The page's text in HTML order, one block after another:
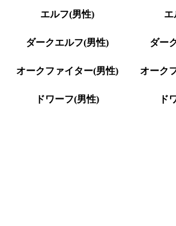
エルフ(男性) エ
ダークエルフ(男性) ダー
オークファイター(男性) オーク
ドワーフ(男性) ド